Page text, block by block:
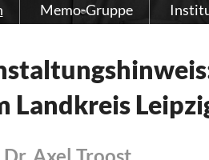
Memo-Gruppe
Landkreis